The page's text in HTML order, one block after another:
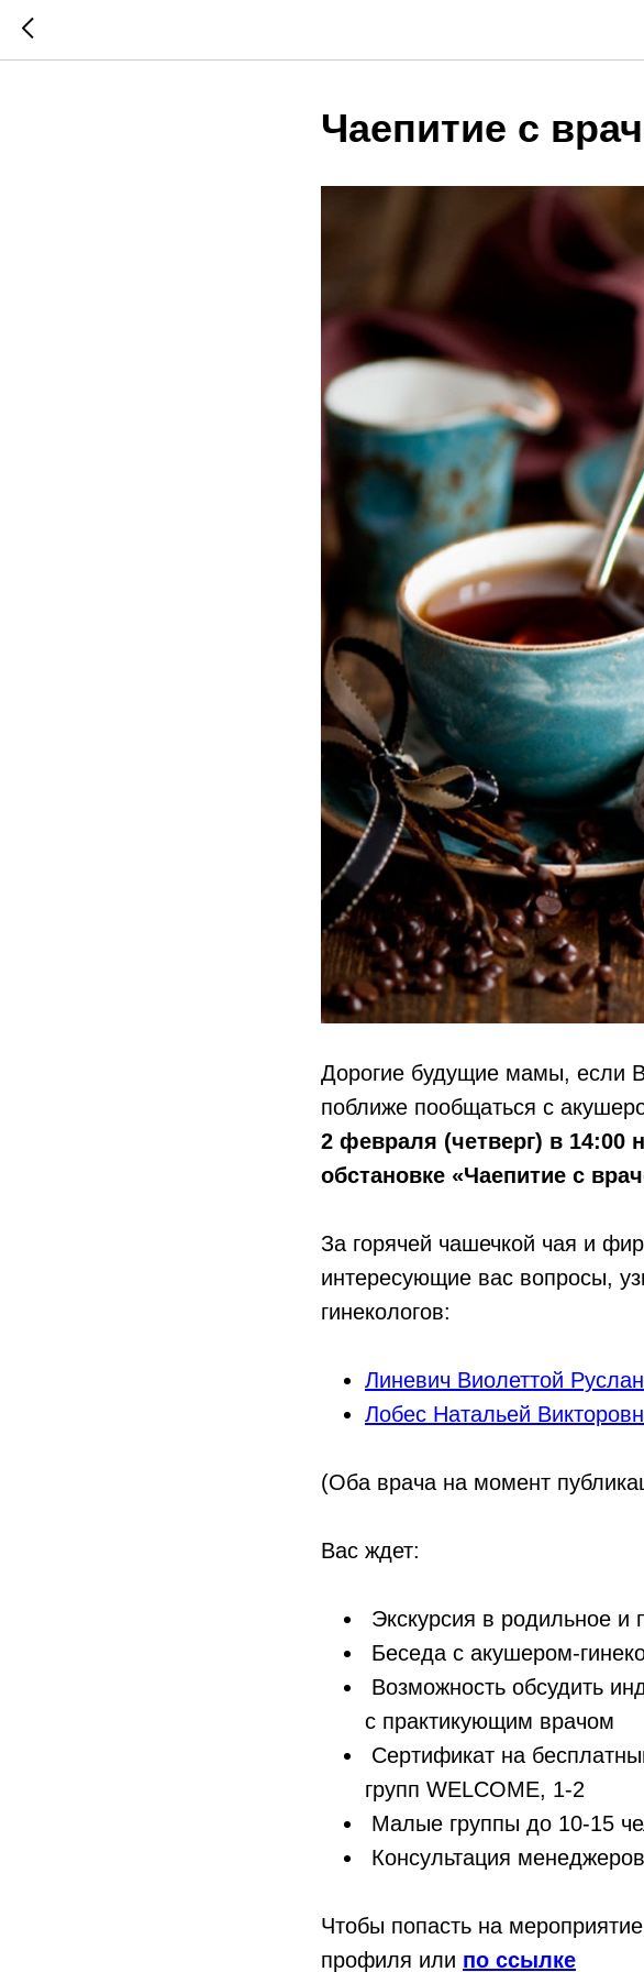
Чаепитие с
Дорогие будущие мамы, если
поближе пообщаться с
2 февраля (четверг) в 14:00
обстановке «Чаепитие с
За горячей чашечкой чая и
интересующие вас вопросы,
гинекологов:
Линевич Виолеттой
Лобес Натальей
(Оба врача на момент
Вас ждет:
Экскурсия в родильное и
Беседа с акушером-
Возможность обсудить
с практикующим врачом
Сертификат на
групп WELCOME, 1-2
Малые группы до 10-15
Консультация
Чтобы попасть на
профиля или по ссылке